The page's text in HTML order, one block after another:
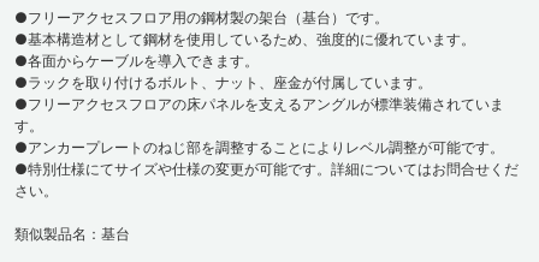
●フリーアクセスフロア用の鋼材製の架台（基台）です。
●基本構造材として鋼材を使用しているため、強度的に優れています。
●各面からケーブルを導入できます。
●ラックを取り付けるボルト、ナット、座金が付属しています。
●フリーアクセスフロアの床パネルを支えるアングルが標準装備されていま
す。
●アンカープレートのねじ部を調整することによりレベル調整が可能です。
●特別仕様にてサイズや仕様の変更が可能です。詳細についてはお問合せくだ
さい。
類似製品名：基台